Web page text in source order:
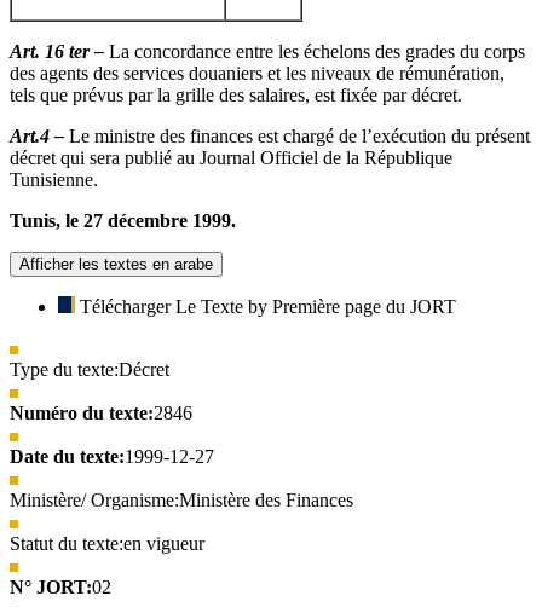
Art. 16 ter – La concordance entre les échelons des grades du corps
des agents des services douaniers et les niveaux de rémunération,
tels que prévus par la grille des salaires, est fixée par décret.
Art.4 – Le ministre des finances est chargé de l’exécution du présent
décret qui sera publié au Journal Officiel de la République
Tunisienne.
Tunis, le 27 décembre 1999.
Afficher les textes en arabe
Télécharger Le Texte by Première page du JORT
Type du texte:Décret
Numéro du texte:2846
Date du texte:1999-12-27
Ministère/ Organisme:Ministère des Finances
Statut du texte:en vigueur
N° JORT:02